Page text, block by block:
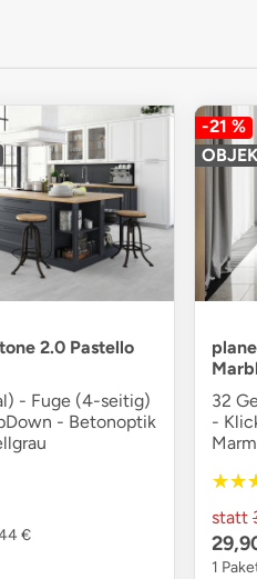
2.0 Pastello
- Fuge (4-seitig)
- Betonoptik
€
-21 %
32
-
statt
1